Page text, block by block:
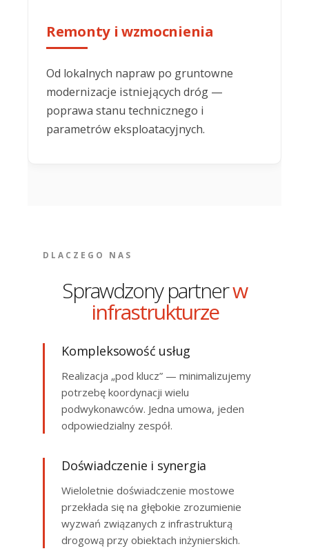
Remonty i wzmocnienia
Od lokalnych napraw po gruntowne
modernizacje istniejących dróg —
poprawa stanu technicznego i
parametrów eksploatacyjnych.
DLACZEGO NAS
Sprawdzony partnerw
infrastrukturze
Kompleksowość usług
Realizacja „pod klucz” — minimalizujemy
potrzebę koordynacji wielu
podwykonawców. Jedna umowa, jeden
odpowiedzialny zespół.
Doświadczenie i synergia
Wieloletnie doświadczenie mostowe
przekłada się na głębokie zrozumienie
wyzwań związanych z infrastrukturą
drogową przy obiektach inżynierskich.